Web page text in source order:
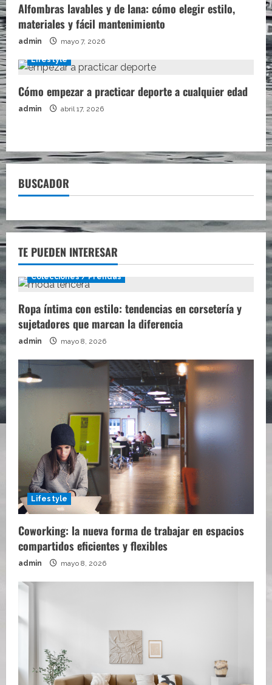
Alfombras lavables y de lana: cómo elegir estilo,
materiales y fácil mantenimiento
admin mayo 7, 2026
Lifestyle
Cómo empezar a practicar deporte a cualquier edad
admin abril 17, 2026
BUSCADOR
TE PUEDEN INTERESAR
Colecciones / Prendas
Ropa íntima con estilo: tendencias en corsetería y
sujetadores que marcan la diferencia
admin mayo 8, 2026
Lifestyle
Coworking: la nueva forma de trabajar en espacios
compartidos eficientes y flexibles
admin mayo 8, 2026